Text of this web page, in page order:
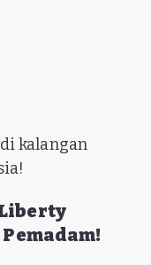
kalangan
Liberty